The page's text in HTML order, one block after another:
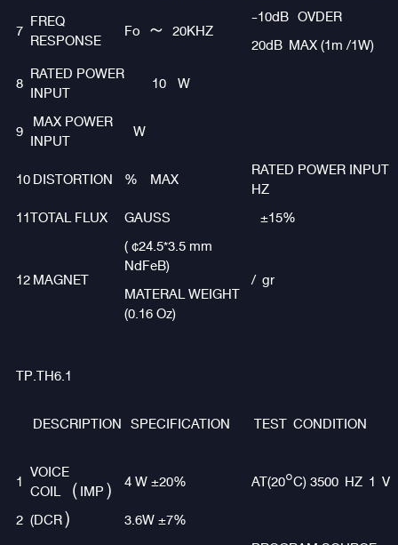
7 FREQ
RESPONSE
Fo ～ 20KHZ
-10dB OVDER
20dB MAX (1m /1W)
8 RATED POWER
INPUT
10 W
9 MAX POWER
INPUT
W
10DISTORTION % MAX
RATED POWER INPUT
HZ
11TOTAL FLUX GAUSS ±15%
12MAGNET
( ¢24.5*3.5 mm
NdFeB)
MATERAL WEIGHT
(0.16 Oz)
/ gr
TP.TH6.1
DESCRIPTION SPECIFICATION TEST CONDITION
1 VOICE
COIL（IMP） 4 W ±20%
AT(20°C) 3500 HZ 1 V
2 (DCR）
3.6W ±7%